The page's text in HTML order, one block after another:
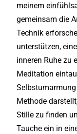
meinem
gemeinsam die
Technik
unterstützen,
inneren Ruhe zu
Meditation
Methode
Stille zu finden
Tauche ein in